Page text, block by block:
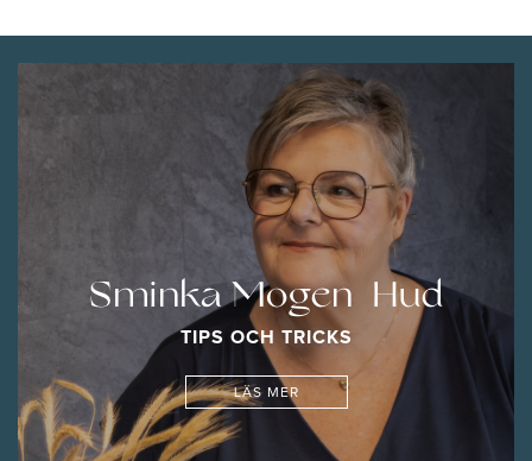
Sminka Mogen Hud
TIPS OCH TRICKS
LÄS MER